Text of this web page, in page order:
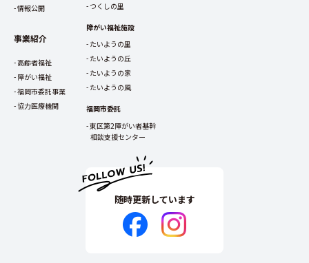
情報公開
事業紹介
高齢者福祉
障がい福祉
福岡市委託事業
協力医療機関
つくしの里
障がい福祉施設
たいようの里
たいようの丘
たいようの家
たいようの風
福岡市委託
東区第2障がい者基幹
相談支援センター
随時更新しています